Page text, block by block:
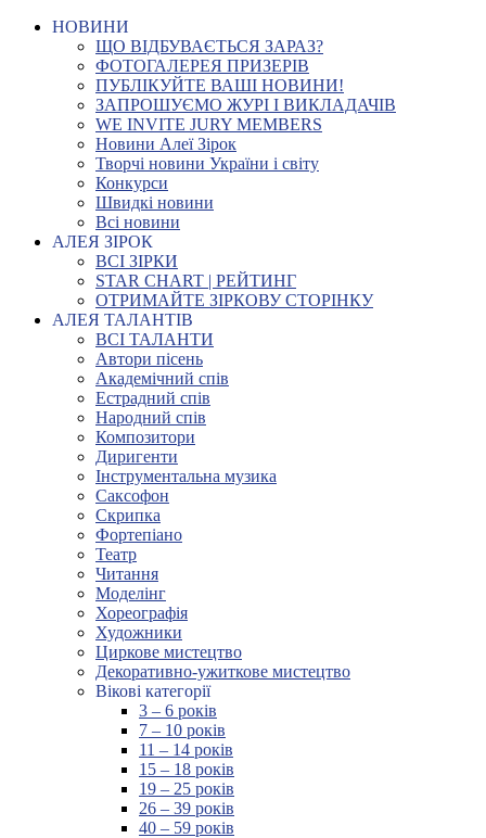
НОВИНИ
ЩО ВІДБУВАЄТЬСЯ ЗАРАЗ?
ФОТОГАЛЕРЕЯ ПРИЗЕРІВ
ПУБЛІКУЙТЕ ВАШІ НОВИНИ!
ЗАПРОШУЄМО ЖУРІ І ВИКЛАДАЧІВ
WE INVITE JURY MEMBERS
Новини Алеї Зірок
Творчі новини України і світу
Конкурси
Швидкі новини
Всі новини
АЛЕЯ ЗІРОК
ВСІ ЗІРКИ
STAR CHART | РЕЙТИНГ
ОТРИМАЙТЕ ЗІРКОВУ СТОРІНКУ
АЛЕЯ ТАЛАНТІВ
ВСІ ТАЛАНТИ
Автори пісень
Академічний спів
Естрадний спів
Народний спів
Композитори
Диригенти
Інструментальна музика
Саксофон
Скрипка
Фортепіано
Театр
Читання
Моделінг
Хореографія
Художники
Циркове мистецтво
Декоративно-ужиткове мистецтво
Вікові категорії
3 – 6 років
7 – 10 років
11 – 14 років
15 – 18 років
19 – 25 років
26 – 39 років
40 – 59 років